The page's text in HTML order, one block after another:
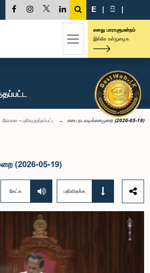
E | සි |
எனது பாராளுமன்றம்
இங்கே உள்நுழைக
நேரலை - பதிவுருத்தப்பட்ட சபை நடவடிக்கைமுறை (2026-05-19)
(2026-05-19)
கேட்க பதிவிறக்க